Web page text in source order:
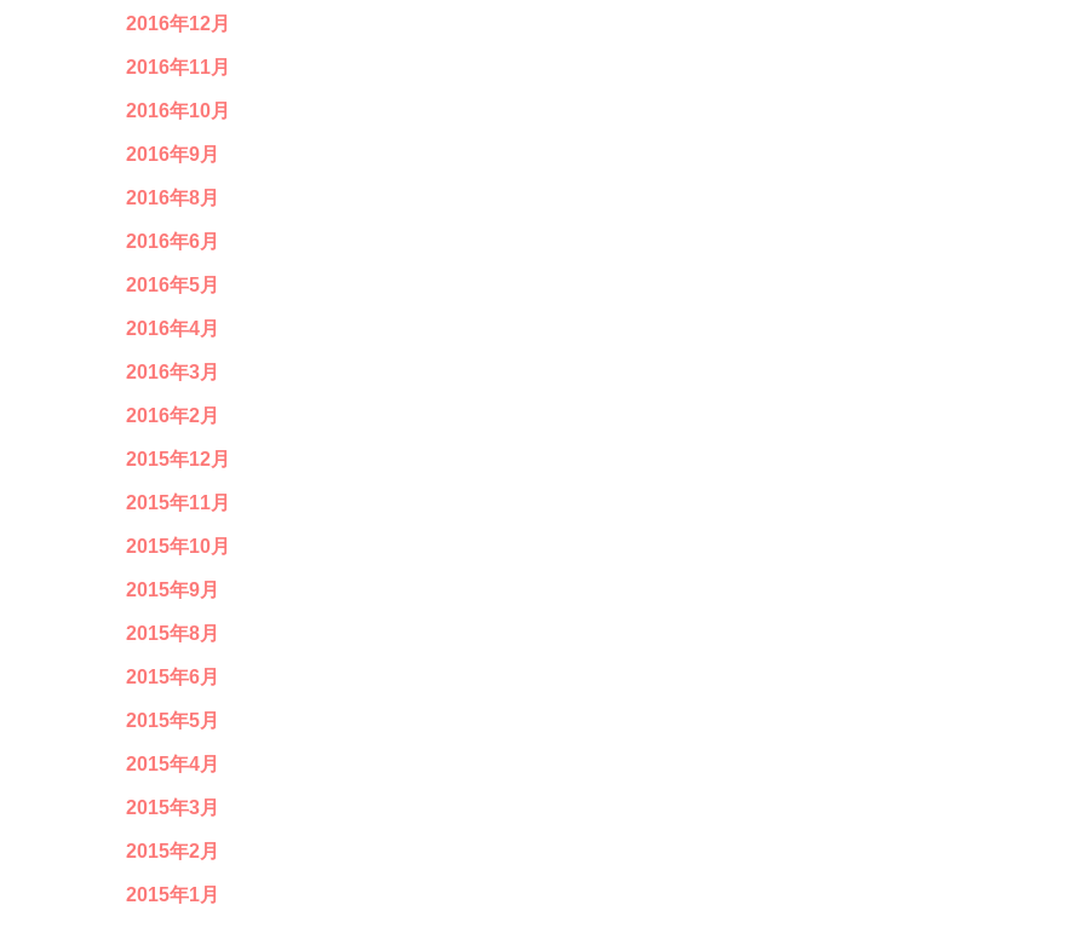
2016年12月
2016年11月
2016年10月
2016年9月
2016年8月
2016年6月
2016年5月
2016年4月
2016年3月
2016年2月
2015年12月
2015年11月
2015年10月
2015年9月
2015年8月
2015年6月
2015年5月
2015年4月
2015年3月
2015年2月
2015年1月